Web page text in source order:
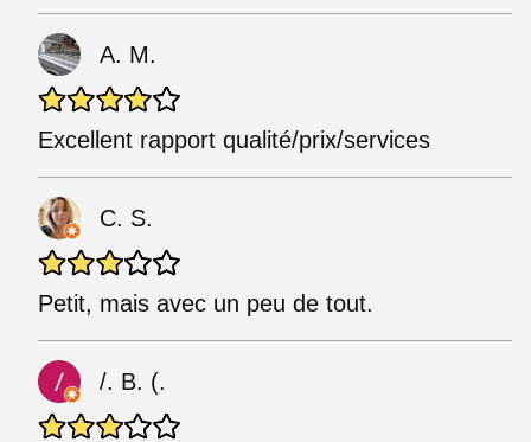
A. M.
Excellent rapport qualité/prix/services
C. S.
Petit, mais avec un peu de tout.
/. B. (.